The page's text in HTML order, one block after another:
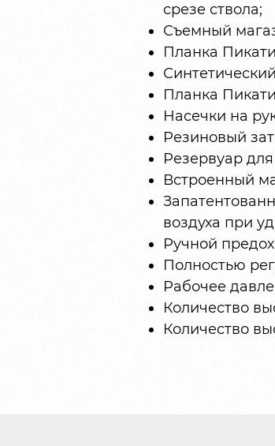
срезе ствола;
Съемный
Планка
Планка
Насечки на
Резиновый
Резервуар
Встроенный
воздуха при
Ручной
Полностью
Рабочее
Количество
Количество